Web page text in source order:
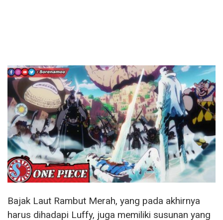
Bajak Laut Rambut Merah, yang pada akhirnya
harus dihadapi Luffy, juga memiliki susunan yang